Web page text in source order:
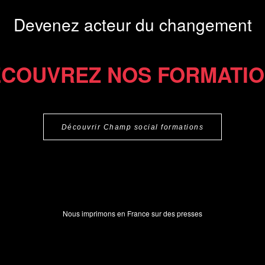
Devenez acteur du changement
NOS
Découvrir Champ social formations
Nous imprimons en France sur des presses